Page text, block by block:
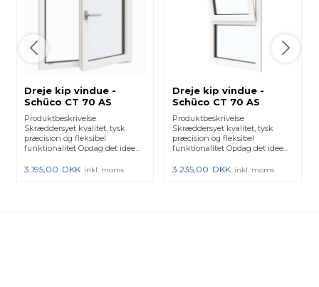
Dreje kip vindue -
Schüco CT 70 AS
profiler - Type 00101
Produktbeskrivelse
Skræddersyet kvalitet, tysk
præcision og fleksibel
funktionalitet Opdag det idee...
3.195,00 DKK inkl. moms
Dreje kip vindue -
Schüco CT 70 AS
profiler - Type 00203
Produktbeskrivelse
Skræddersyet kvalitet, tysk
præcision og fleksibel
funktionalitet Opdag det idee...
3.235,00 DKK inkl. moms